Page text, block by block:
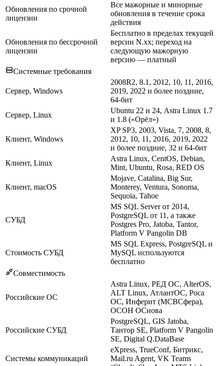
Обновления по срочной
лицензии
Все мажорные и минорные
обновления в течение срока
действия
Обновления по бессрочной
лицензии
Бесплатно в пределах текущей
версии N.xx; переход на
следующую мажорную
версию — платный
Системные требования
Сервер, Windows
2008R2, 8.1, 2012, 10, 11, 2016,
2019, 2022 и более поздние,
64-бит
Сервер, Linux
Ubuntu 22 и 24, Astra Linux 1.7
и 1.8 («Орёл»)
Клиент, Windows
XP SP3, 2003, Vista, 7, 2008, 8,
2012, 10, 11, 2016, 2019, 2022
и более поздние, 32 и 64-бит
Клиент, Linux
Astra Linux, CentOS, Debian,
Mint, Ubuntu, Rosa, RED OS
Клиент, macOS
Mojave, Catalina, Big Sur,
Monterey, Ventura, Sonoma,
Sequoia, Tahoe
СУБД
MS SQL Server от 2014,
PostgreSQL от 11, а также
Postgres Pro, Jatoba, Tantor,
Platform V Pangolin DB
Стоимость СУБД
MS SQL Express, PostgreSQL и
MySQL используются
бесплатно
Совместимость
Российские ОС
Astra Linux, РЕД ОС, AlterOS,
ALT Linux, АтлантОС, Роса
ОС, Инферит (МСВСфера),
ОСОН ОСнова
Российские СУБД
PostgreSQL, GIS Jatoba,
Тантор SE, Platform V Pangolin
SE, Digital Q.DataBase
Системы коммуникаций
eXpress, TrueConf, Битрикс,
Mail.ru Agent, VK Teams